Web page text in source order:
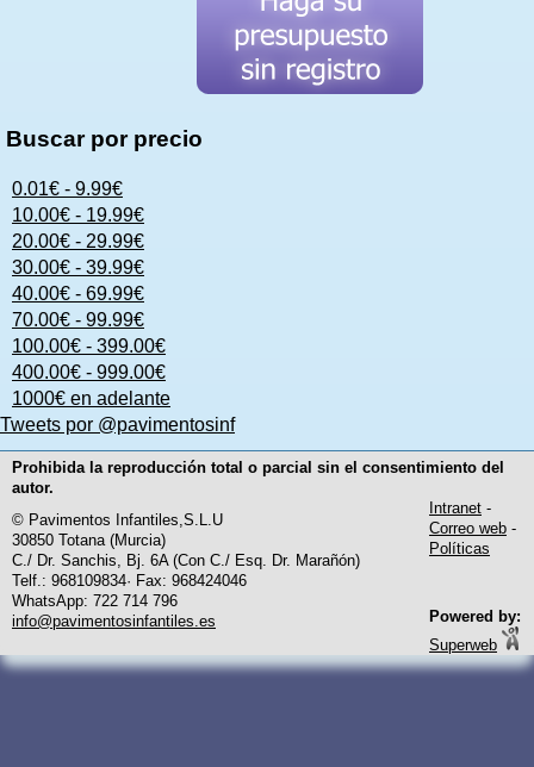
Buscar por precio
0.01€ - 9.99€
10.00€ - 19.99€
20.00€ - 29.99€
30.00€ - 39.99€
40.00€ - 69.99€
70.00€ - 99.99€
100.00€ - 399.00€
400.00€ - 999.00€
1000€ en adelante
Tweets por @pavimentosinf
Prohibida la reproducción total o parcial sin el consentimiento del
autor.
© Pavimentos Infantiles,S.L.U
30850 Totana (Murcia)
C./ Dr. Sanchis, Bj. 6A (Con C./ Esq. Dr. Marañón)
Telf.: 968109834· Fax: 968424046
WhatsApp: 722 714 796
info@pavimentosinfantiles.es
Intranet -
Correo web -
Políticas
Powered by:
Superweb